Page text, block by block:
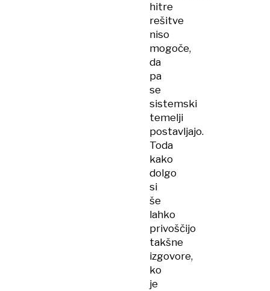
hitre
rešitve
niso
mogoče,
da
pa
se
sistemski
temelji
postavljajo.
Toda
kako
dolgo
si
še
lahko
privoščijo
takšne
izgovore,
ko
je